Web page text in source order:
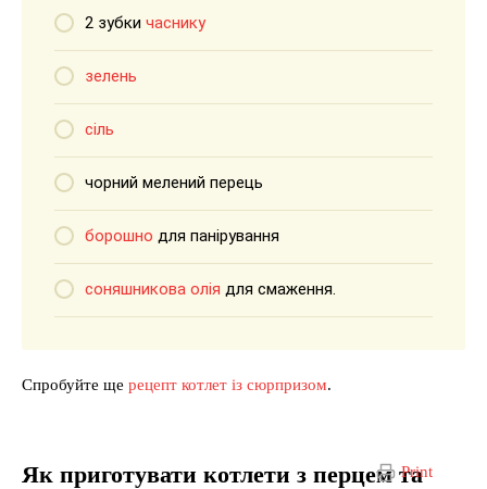
2 зубки часнику
зелень
сіль
чорний мелений перець
борошно для панірування
соняшникова олія для смаження.
Спробуйте ще рецепт котлет із сюрпризом.
Print
Як приготувати котлети з перцем та